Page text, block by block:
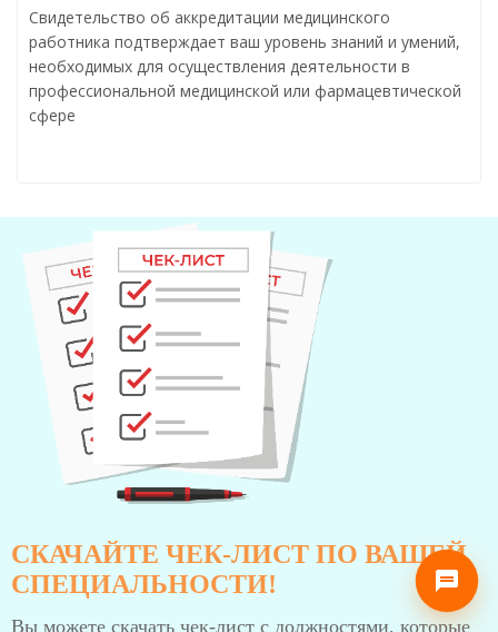
Свидетельство об аккредитации медицинского
работника подтверждает ваш уровень знаний и умений,
необходимых для осуществления деятельности в
профессиональной медицинской или фармацевтической
сфере